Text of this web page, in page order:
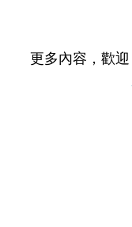
更多內容，歡迎